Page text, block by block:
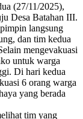
(27/11/2025),
Desa Batahan III.
langsung
dan tim kedua
mengevakuasi
untuk warga
Di hari kedua
6 orang warga
yang berada
tim yang